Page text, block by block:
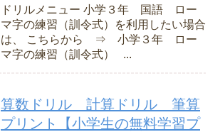
ドリルメニュー 小学３年 国語 ロー
マ字の練習（訓令式）を利用したい場合
は、 こちらから ⇒ 小学３年 ロー
マ字の練習（訓令式） ...
算数ドリル 計算ドリル 筆算
プリント【小学生の無料学習プ